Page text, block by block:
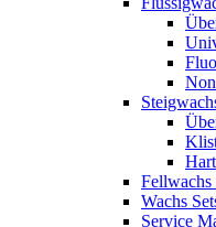
Fellwachs
Wachs
Service